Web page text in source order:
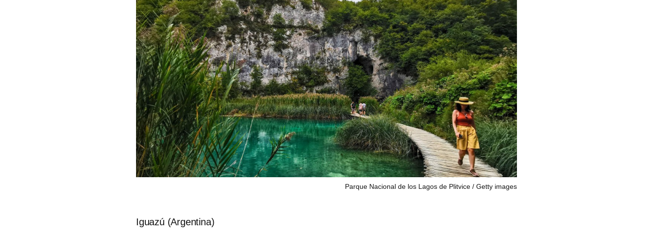
Parque Nacional de los Lagos de Plitvice Getty images
Iguazú (Argentina)